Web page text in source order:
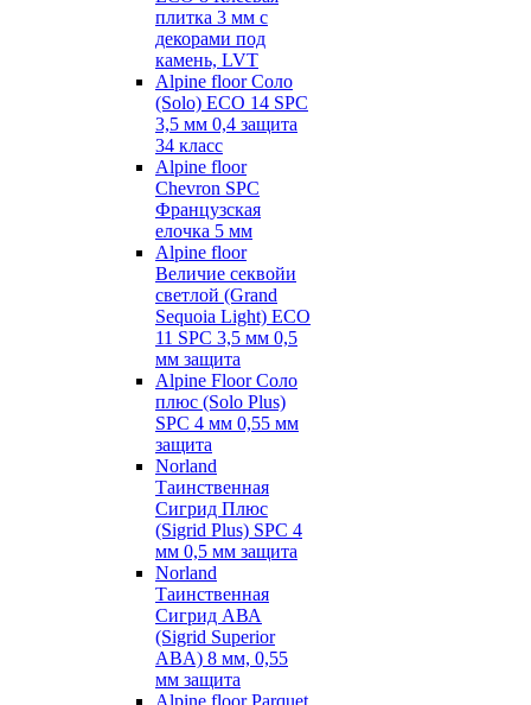
плитка 3 мм с
декорами под
камень, LVT
Alpine floor Соло
(Solo) ECO 14 SPC
3,5 мм 0,4 защита
34 класс
Alpine floor
Chevron SPC
Французская
елочка 5 мм
Alpine floor
Величие секвойи
светлой (Grand
Sequoia Light) ECO
11 SPC 3,5 мм 0,5
мм защита
Alpine Floor Соло
плюс (Solo Plus)
SPC 4 мм 0,55 мм
защита
Norland
Таинственная
Сигрид Плюс
(Sigrid Plus) SPC 4
мм 0,5 мм защита
Norland
Таинственная
Сигрид АВА
(Sigrid Superior
ABA) 8 мм, 0,55
мм защита
Alpine floor Parquet